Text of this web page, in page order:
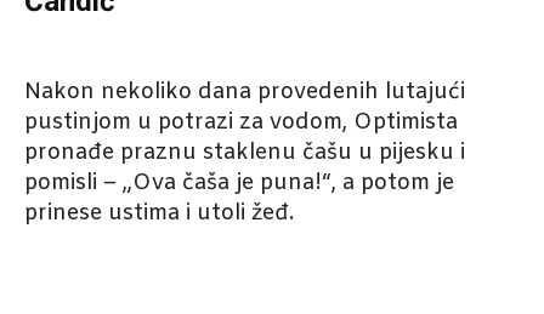
Nakon nekoliko dana provedenih lutajući
pustinjom u potrazi za vodom, Optimista
pronađe praznu staklenu čašu u pijesku i
pomisli – „Ova čaša je puna!“, a potom je
prinese ustima i utoli žeđ.